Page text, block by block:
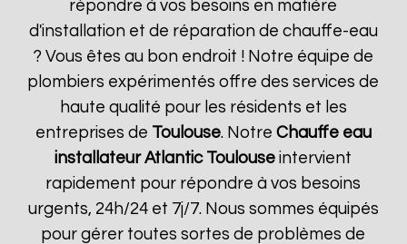
répondre à vos besoins en matière
d'installation et de réparation de chauffe-eau
? Vous êtes au bon endroit ! Notre équipe de
plombiers expérimentés offre des services de
haute qualité pour les résidents et les
entreprises de Toulouse. Notre Chauffe eau
installateur Atlantic Toulouse intervient
rapidement pour répondre à vos besoins
urgents, 24h/24 et 7j/7. Nous sommes équipés
pour gérer toutes sortes de problèmes de